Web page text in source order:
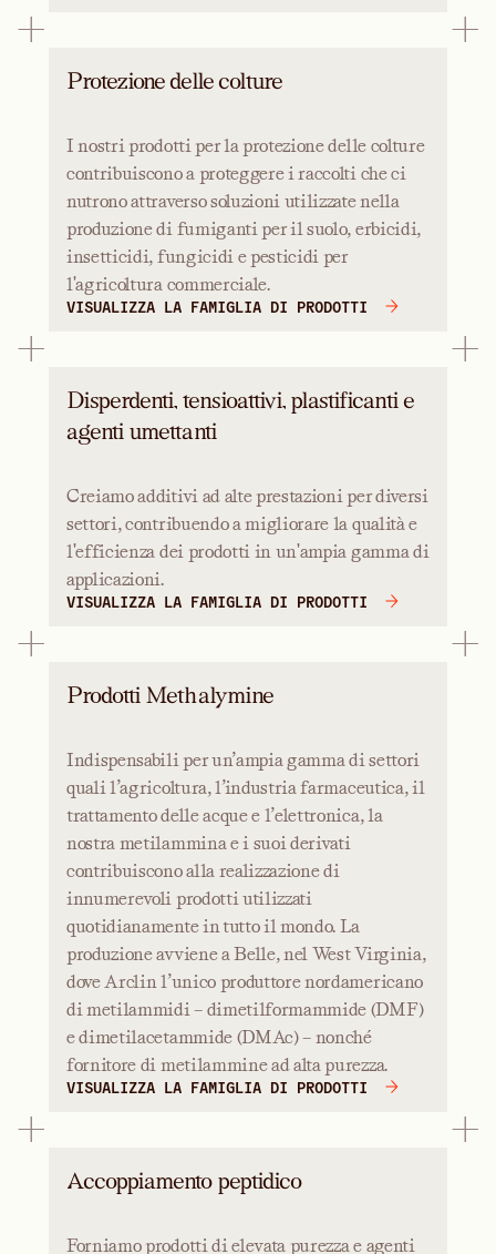
Protezione delle colture
I nostri prodotti per la protezione delle colture
contribuiscono a proteggere i raccolti che ci
nutrono attraverso soluzioni utilizzate nella
produzione di fumiganti per il suolo, erbicidi,
insetticidi, fungicidi e pesticidi per
l'agricoltura commerciale.
VISUALIZZA LA FAMIGLIA DI PRODOTTI
Disperdenti, tensioattivi, plastificanti e
agenti umettanti
Creiamo additivi ad alte prestazioni per diversi
settori, contribuendo a migliorare la qualità e
l'efficienza dei prodotti in un'ampia gamma di
applicazioni.
VISUALIZZA LA FAMIGLIA DI PRODOTTI
Prodotti Methalymine
Indispensabili per un’ampia gamma di settori
quali l’agricoltura, l’industria farmaceutica, il
trattamento delle acque e l’elettronica, la
nostra metilammina e i suoi derivati
contribuiscono alla realizzazione di
innumerevoli prodotti utilizzati
quotidianamente in tutto il mondo. La
produzione avviene a Belle, nel West Virginia,
dove Arclin l’unico produttore nordamericano
di metilammidi – dimetilformammide (DMF)
e dimetilacetammide (DMAc) – nonché
fornitore di metilammine ad alta purezza.
VISUALIZZA LA FAMIGLIA DI PRODOTTI
Accoppiamento peptidico
Forniamo prodotti di elevata purezza e agenti